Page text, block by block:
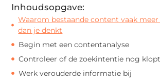
Inhoudsopgave:
Waarom bestaande content vaak
dan je denkt
Begin met een contentanalyse
Controleer of de zoekintentie nog klopt
Werk verouderde informatie bij